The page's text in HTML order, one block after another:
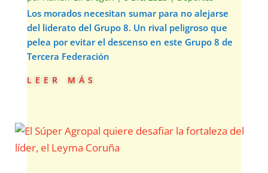
Los morados necesitan sumar para no alejarse
del liderato del Grupo 8. Un rival peligroso que
pelea por evitar el descenso en este Grupo 8 de
Tercera Federación
leer más